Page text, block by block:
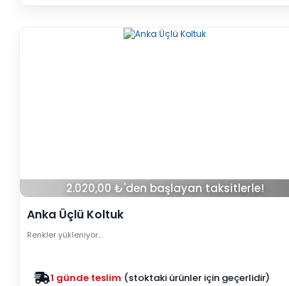
2.020,00 ₺'den başlayan taksitlerle!
Anka Üçlü Koltuk
Renkler yükleniyor…
Zam yok 2025 fiyatları devam ediyor